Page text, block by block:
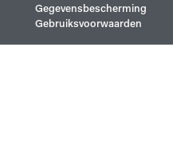
Gegevensbescherming
Gebruiksvoorwaarden